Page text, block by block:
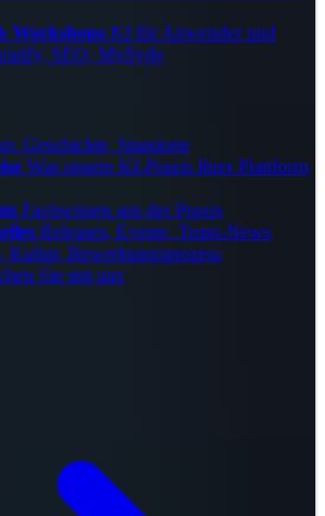
Workshops KI für Anwender und
SEO, MySyde
Geschichte, Standorte
Was unsere KI-Praxis Ihrer Plattform
Fachwissen aus der Praxis
Releases, Events, Team-News
Kultur, Bewerbungsprozess
Sie mit uns